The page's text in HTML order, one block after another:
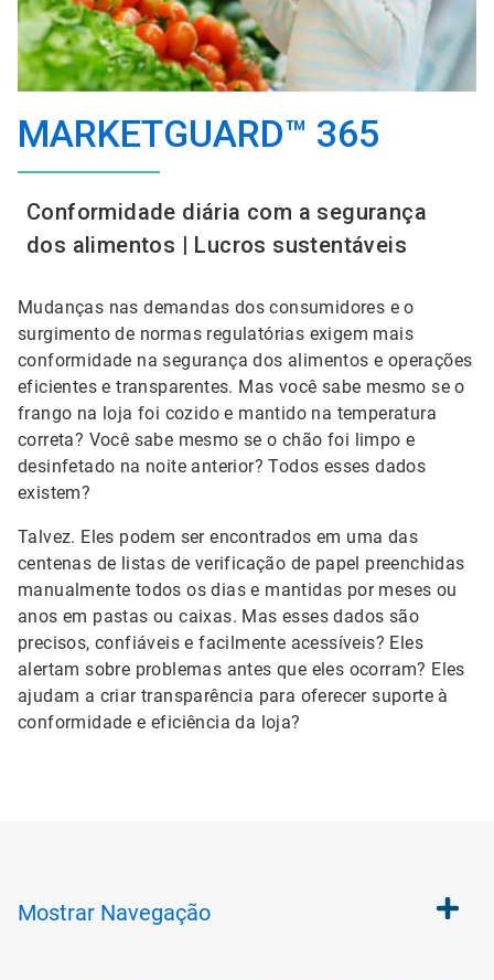
MARKETGUARD™ 365
Conformidade diária com a segurança
dos alimentos | Lucros sustentáveis
Mudanças nas demandas dos consumidores e o
surgimento de normas regulatórias exigem mais
conformidade na segurança dos alimentos e operações
eficientes e transparentes. Mas você sabe mesmo se o
frango na loja foi cozido e mantido na temperatura
correta? Você sabe mesmo se o chão foi limpo e
desinfetado na noite anterior? Todos esses dados
existem?
Talvez. Eles podem ser encontrados em uma das
centenas de listas de verificação de papel preenchidas
manualmente todos os dias e mantidas por meses ou
anos em pastas ou caixas. Mas esses dados são
precisos, confiáveis e facilmente acessíveis? Eles
alertam sobre problemas antes que eles ocorram? Eles
ajudam a criar transparência para oferecer suporte à
conformidade e eficiência da loja?
Mostrar Navegação